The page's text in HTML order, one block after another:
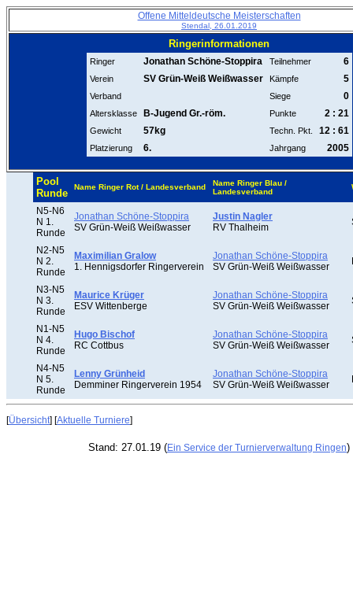
Offene Mitteldeutsche Meisterschaften
Stendal, 26.01.2019
Ringerinformationen
Ringer Jonathan Schöne-Stoppira Teilnehmer 6
Verein SV Grün-Weiß Weißwasser Kämpfe 5
Verband Siege 0
Altersklasse B-Jugend Gr.-röm. Punkte 2 : 21
Gewicht 57kg Techn. Pkt. 12 : 61
Platzierung 6. Jahrgang 2005
Pool
Runde
Name Ringer Rot / Landesverband
Name Ringer Blau /
Landesverband
N5-N6
N 1.
Runde
Jonathan Schöne-Stoppira
SV Grün-Weiß Weißwasser
Justin Nagler
RV Thalheim
N2-N5
N 2.
Runde
Maximilian Gralow
1. Hennigsdorfer Ringerverein
Jonathan Schöne-Stoppira
SV Grün-Weiß Weißwasser
N3-N5
N 3.
Runde
Maurice Krüger
ESV Wittenberge
Jonathan Schöne-Stoppira
SV Grün-Weiß Weißwasser
N1-N5
N 4.
Runde
Hugo Bischof
RC Cottbus
Jonathan Schöne-Stoppira
SV Grün-Weiß Weißwasser
N4-N5
N 5.
Runde
Lenny Grünheid
Demminer Ringerverein 1954
Jonathan Schöne-Stoppira
SV Grün-Weiß Weißwasser
[Übersicht] [Aktuelle Turniere]
Stand: 27.01.19 (Ein Service der Turnierverwaltung Ringen)